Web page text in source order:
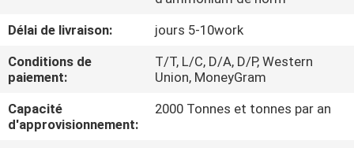
L'USINE
CONTRÔLE
LA
Délai de livraison:
jours 5-10work
Conditions de
paiement:
T/T, L/C, D/A, D/P, Western
Union, MoneyGram
Capacité
d'approvisionnement:
2000 Tonnes et tonnes par an